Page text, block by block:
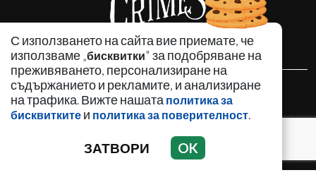
С използването на сайта вие приемате, че
използваме „бисквитки" за подобряване на
преживяването, персонализиране на
съдържанието и рекламите, и анализиране
на трафика. Вижте нашата политика за
бисквитките и политика за поверителност.
ЗАТВОРИ OK
НОВИНИ
АНАЛИЗИ
ИЗДИРВА СЕ